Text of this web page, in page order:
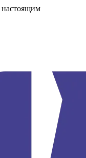
настоящим